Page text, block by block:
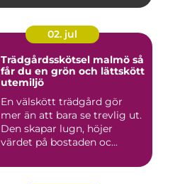
02. jul
Trädgårdsskötsel malmö så
får du en grön och lättskött
utemiljö
En välskött trädgård gör
mer än att bara se trevlig ut.
Den skapar lugn, höjer
värdet på bostaden oc...